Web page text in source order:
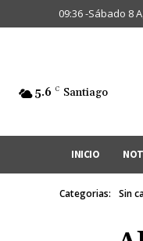
09:36 -Sábado 8
5.6 C Santiago
INICIO
Categorias: Sin